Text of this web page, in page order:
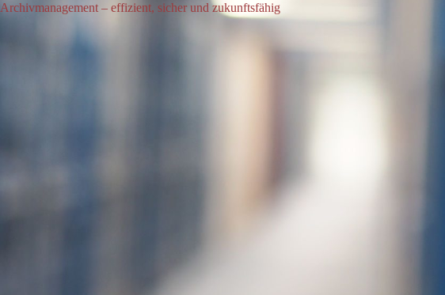
Archivmanagement – effizient, sicher und zukunftsfähig
In Unternehmen fallen täglich große Mengen an Informationen und Dokumenten an,
Aufbewahrungspflichten und Datenschutzanforderungen im Fokus – auch finanzielle
Buttkereit Logistik bietet Ihnen keine Einzelprodukte, sondern ganzheitliche, auf Ihre
hin zu IT-gestützten Workflows und modernster Technologie im Bereich
zuverlässig durch. Egal mit welchem Angebot unseres Portfolios wir Sie unterstützen
Wir von Buttkereit Logistik sehen uns als eine Schnittstelle zwischen der analogen
rechtlicher Anforderungen und Aufbewahrungspflichten ist die physische Lagerung
zunächst analog zu lagern und nur bei Bedarf zu digitalisieren. Wir rechnen pro Akte